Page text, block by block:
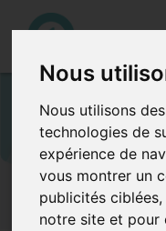
Nous
Nous utilisons
technologies de
expérience de
vous montrer un
publicités
notre site et pour
Vous souhaitez
pour vos missions?
pertinentes concernant
géographique ciblée ?